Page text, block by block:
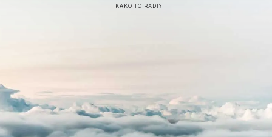
KAKO TO RADI?